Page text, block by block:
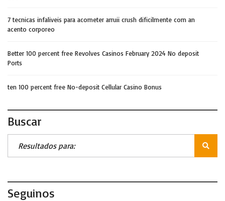
7 tecnicas infaliveis para acometer arruii crush dificilmente com an
acento corporeo
Better 100 percent free Revolves Casinos February 2024 No deposit
Ports
ten 100 percent free No-deposit Cellular Casino Bonus
Buscar
Seguinos